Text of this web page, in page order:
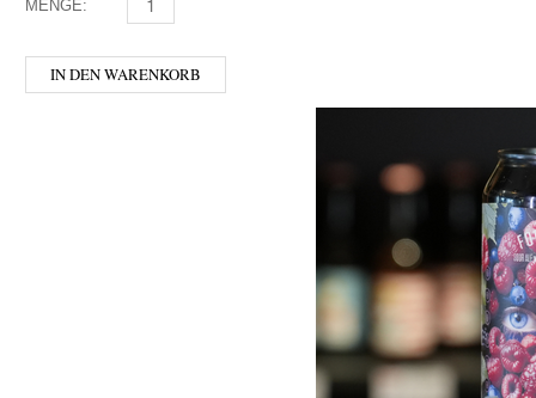
MENGE: FREISTÄDTER - BIO ZWICKL MENGE
IN DEN WARENKORB